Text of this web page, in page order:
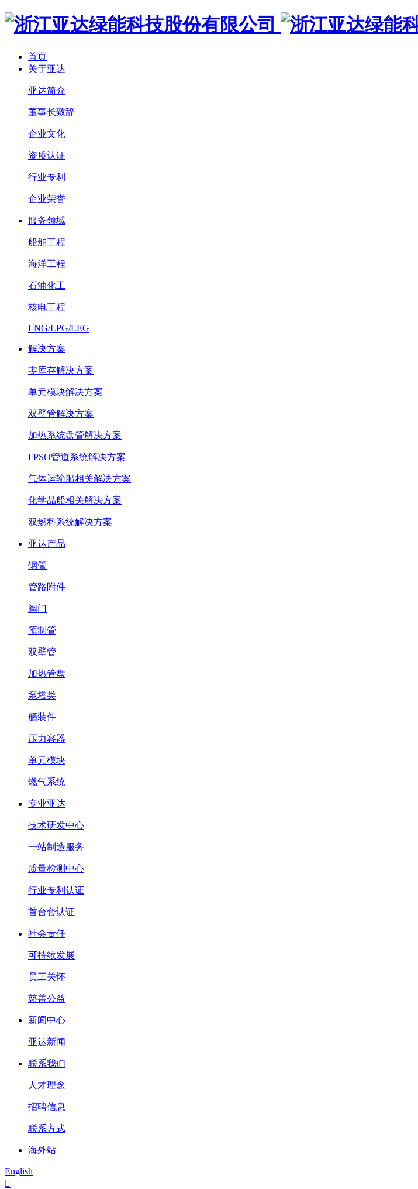
首页
关于亚达
亚达简介
董事长致辞
企业文化
资质认证
行业专利
企业荣誉
服务领域
船舶工程
海洋工程
石油化工
核电工程
LNG/LPG/LEG
解决方案
零库存解决方案
单元模块解决方案
双壁管解决方案
加热系统盘管解决方案
FPSO管道系统解决方案
气体运输船相关解决方案
化学品船相关解决方案
双燃料系统解决方案
亚达产品
钢管
管路附件
阀门
预制管
双壁管
加热管盘
泵塔类
舾装件
压力容器
单元模块
燃气系统
专业亚达
技术研发中心
一站制造服务
质量检测中心
行业专利认证
首台套认证
社会责任
可持续发展
员工关怀
慈善公益
新闻中心
亚达新闻
联系我们
人才理念
招聘信息
联系方式
海外站
English
